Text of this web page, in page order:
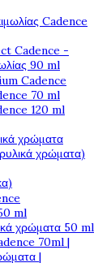
Cadence
Cadence -
90 ml
Cadence
70 ml
120 ml
χρώματα
χρώματα)
ml
χρώματα 50 ml
70ml |
|